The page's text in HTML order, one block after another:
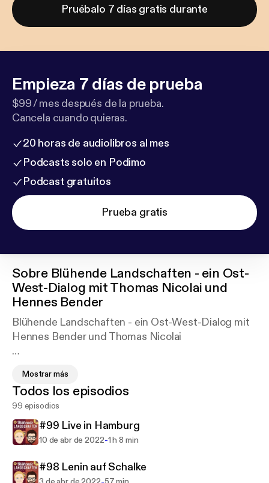
Pruébalo 7 días gratis durante
Empieza 7 días de prueba
$99 / mes después de la prueba.
Cancela cuando quieras.
20 horas de audiolibros al mes
Podcasts solo en Podimo
Podcast gratuitos
Prueba gratis
Sobre Blühende Landschaften - ein Ost-
West-Dialog mit Thomas Nicolai und
Hennes Bender
Blühende Landschaften - ein Ost-West-Dialog mit
Hennes Bender und Thomas Nicolai
zwar miteinander) streiten, schwärmen und
klugscheissen über Ihre Freundschaft und damit
auch darüber was in den letzten dreissig Jahren
(und davor) in diesem Land passiert ist und was
nicht. Zwei Kindheiten, wie sie nicht
der strukturschwächsten Gebieten Deutschlands,
Mostrar más
Todos los episodios
99 episodios
#99 Live in Hamburg
10 de abr de 2022-1 h 8 min
#98 Lenin auf Schalke